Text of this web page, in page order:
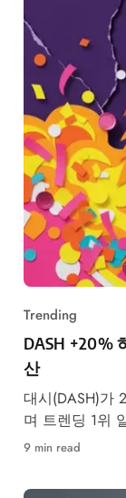
Trending
DASH +20%
산
대시(DASH)가
며 트렌딩 1위
투자자 4,437억
9 min read